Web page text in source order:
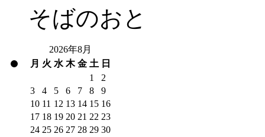
そばのおと
2026年8月
月 火 水 木 金 土 日
1
2
3
4 5 6 7 8
9
10 11 12 13 14 15 16
17 18 19 20 21 22 23
24 25 26 27 28 29 30